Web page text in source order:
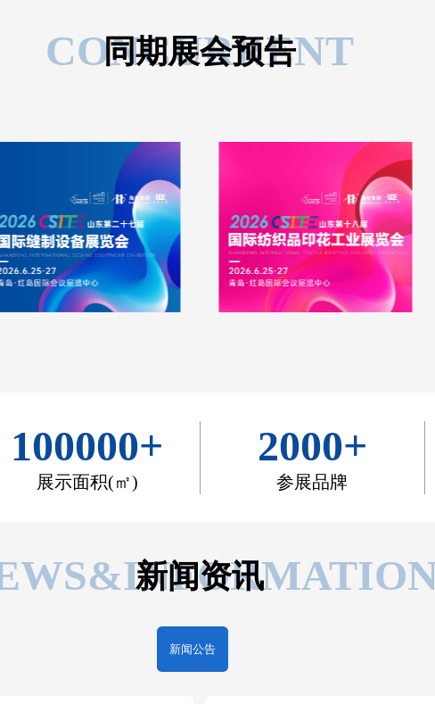
CONCURRENT
同期展会预告
100000+
展示面积(㎡)
2000+
参展品牌
新闻资讯
新闻公告